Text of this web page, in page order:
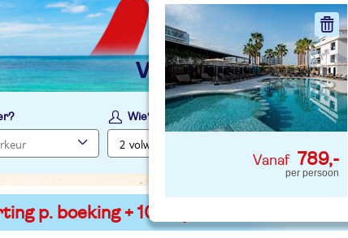
vind jouw ideale
Wie?
p. boeking + 100,- p. kind